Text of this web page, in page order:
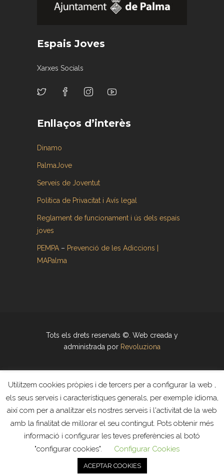
Espais Joves
Xarxes Socials
Enllaços d’interès
Dinamo
PalmaJove
Serveis de Joventut
Política de Privacitat i Avís legal
Reglament de funcionament i ús dels espais
joves
PEMPA – Prevenció de les Adiccions |
MAPalma
Tots els drets reservats ©. Web creada y
administrada por Revoluziona
Utilitzem cookies pròpies i de tercers per a configurar la web ,
els seus serveis i característiques generals, per exemple idioma,
així com per a analitzar els nostres serveis i l'activitat de la web
amb la finalitat de millorar el seu contingut. Pots obtenir més
informació i configurar les teves preferències al botó
"configurar cookies".
Configurar Cookies
ACEPTAR COOKIES